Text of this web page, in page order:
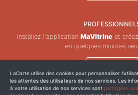
Installez l'application MaVitrineet créez
en quelques minutes
Copyright © ZeMAP 2026 - Tous
LaCarte utilise des cookies pour personnaliser
les attentes des utilisateurs de nos services. Les
à votre utilisation de nos services sont partagées